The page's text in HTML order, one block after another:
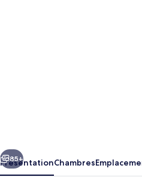
Suivant
85+
PrésentationChambres